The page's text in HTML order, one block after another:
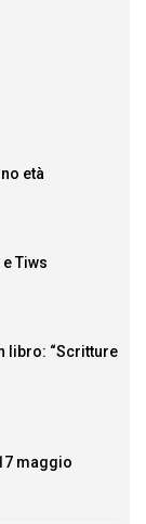
età
Tiws
libro: “Scritture
maggio